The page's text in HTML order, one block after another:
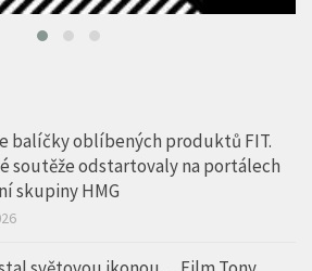
balíčky oblíbených produktů FIT.
světovou ikonou… Film Tony
českých kin již v září